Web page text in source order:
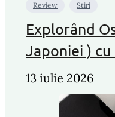
Review Stiri
Explorând
Japoniei ) cu
13 iulie 2026